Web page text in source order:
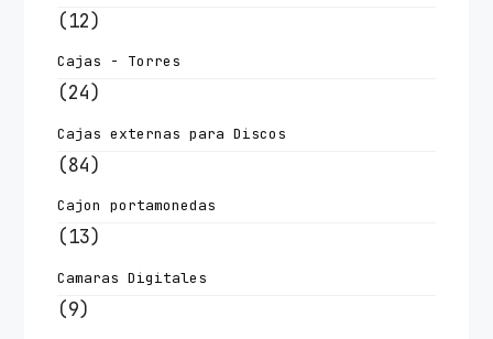
(12)
Cajas - Torres
(24)
Cajas externas para Discos
(84)
Cajon portamonedas
(13)
Camaras Digitales
(9)